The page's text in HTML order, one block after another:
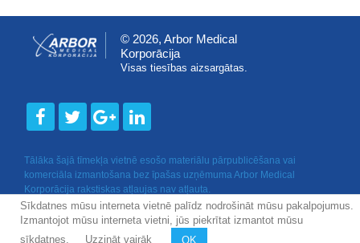
© 2026, Arbor Medical
Korporācija
Visas tiesības aizsargātas.
Tālāka šajā tīmekļa vietnē esošo materiālu pārpublicēšana vai
komerciāla izmantošana bez īpašas uzņēmuma Arbor Medical
Korporācija rakstiskas atļaujas nav atļauta.
Sīkdatnes mūsu interneta vietnē palīdz nodrošināt mūsu pakalpojumus.
Izmantojot mūsu interneta vietni, jūs piekrītat izmantot mūsu
sīkdatnes. Uzzināt vairāk OK